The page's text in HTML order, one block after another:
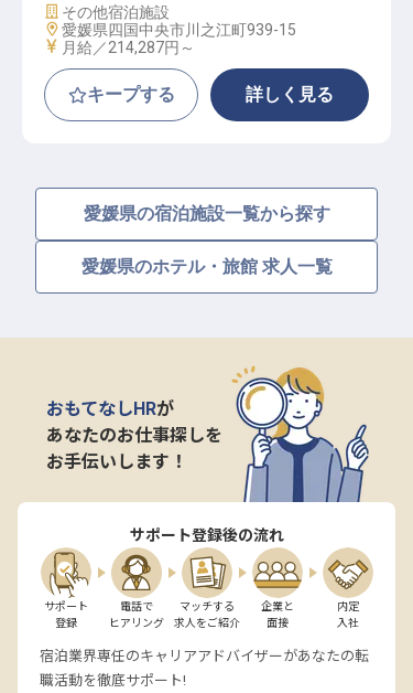
施設業態
その他宿泊施設
勤務地
愛媛県四国中央市川之江町939-15
給与
月給／214,287円～
キープする 詳しく見る
愛媛県の宿泊施設一覧から探す
愛媛県のホテル・旅館 求人一覧
おもてなしHRが
あなたのお仕事探しを
お手伝いします！
サポート登録後の流れ
サポート
登録
電話で
ヒアリング
マッチする
求人をご紹介
企業と
面接
内定
入社
宿泊業界専任のキャリアアドバイザーがあなたの転
職活動を徹底サポート!